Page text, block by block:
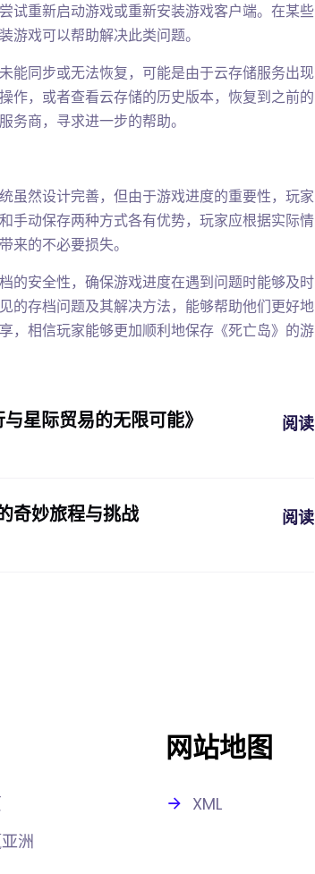
试重新启动游戏或重新安装游戏客户端。在某些
戏可以帮助解决此类问题。
能同步或无法恢复，可能是由于云存储服务出现
作，或者查看云存储的历史版本，恢复到之前的
商，寻求进一步的帮助。
虽然设计完善，但由于游戏进度的重要性，玩家
手动保存两种方式各有优势，玩家应根据实际情
来的不必要损失。
的安全性，确保游戏进度在遇到问题时能够及时
的存档问题及其解决方法，能够帮助他们更好地
，相信玩家能够更加顺利地保存《死亡岛》的游
星际贸易的无限可能》 阅读
奇妙旅程与挑战 阅读
洲
网站地图
XML